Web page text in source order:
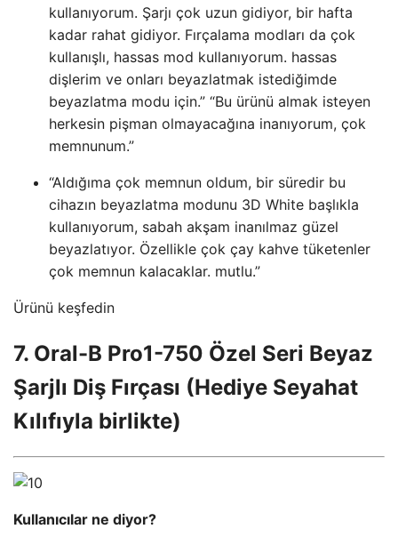
kullanıyorum. Şarjı çok uzun gidiyor, bir hafta
kadar rahat gidiyor. Fırçalama modları da çok
kullanışlı, hassas mod kullanıyorum. hassas
dişlerim ve onları beyazlatmak istediğimde
beyazlatma modu için.” “Bu ürünü almak isteyen
herkesin pişman olmayacağına inanıyorum, çok
memnunum.”
“Aldığıma çok memnun oldum, bir süredir bu
cihazın beyazlatma modunu 3D White başlıkla
kullanıyorum, sabah akşam inanılmaz güzel
beyazlatıyor. Özellikle çok çay kahve tüketenler
çok memnun kalacaklar. mutlu.”
Ürünü keşfedin
7. Oral-B Pro1-750 Özel Seri Beyaz
Şarjlı Diş Fırçası (Hediye Seyahat
Kılıfıyla birlikte)
Kullanıcılar ne diyor?